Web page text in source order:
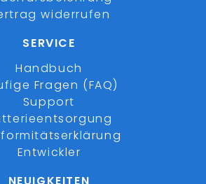
widerrufen
SERVICE
Handbuch
Fragen (FAQ)
Support
Entwickler